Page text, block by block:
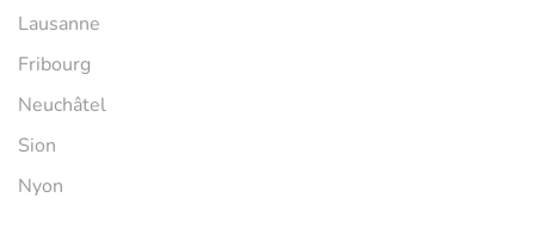
Lausanne
Fribourg
Neuchâtel
Sion
Nyon